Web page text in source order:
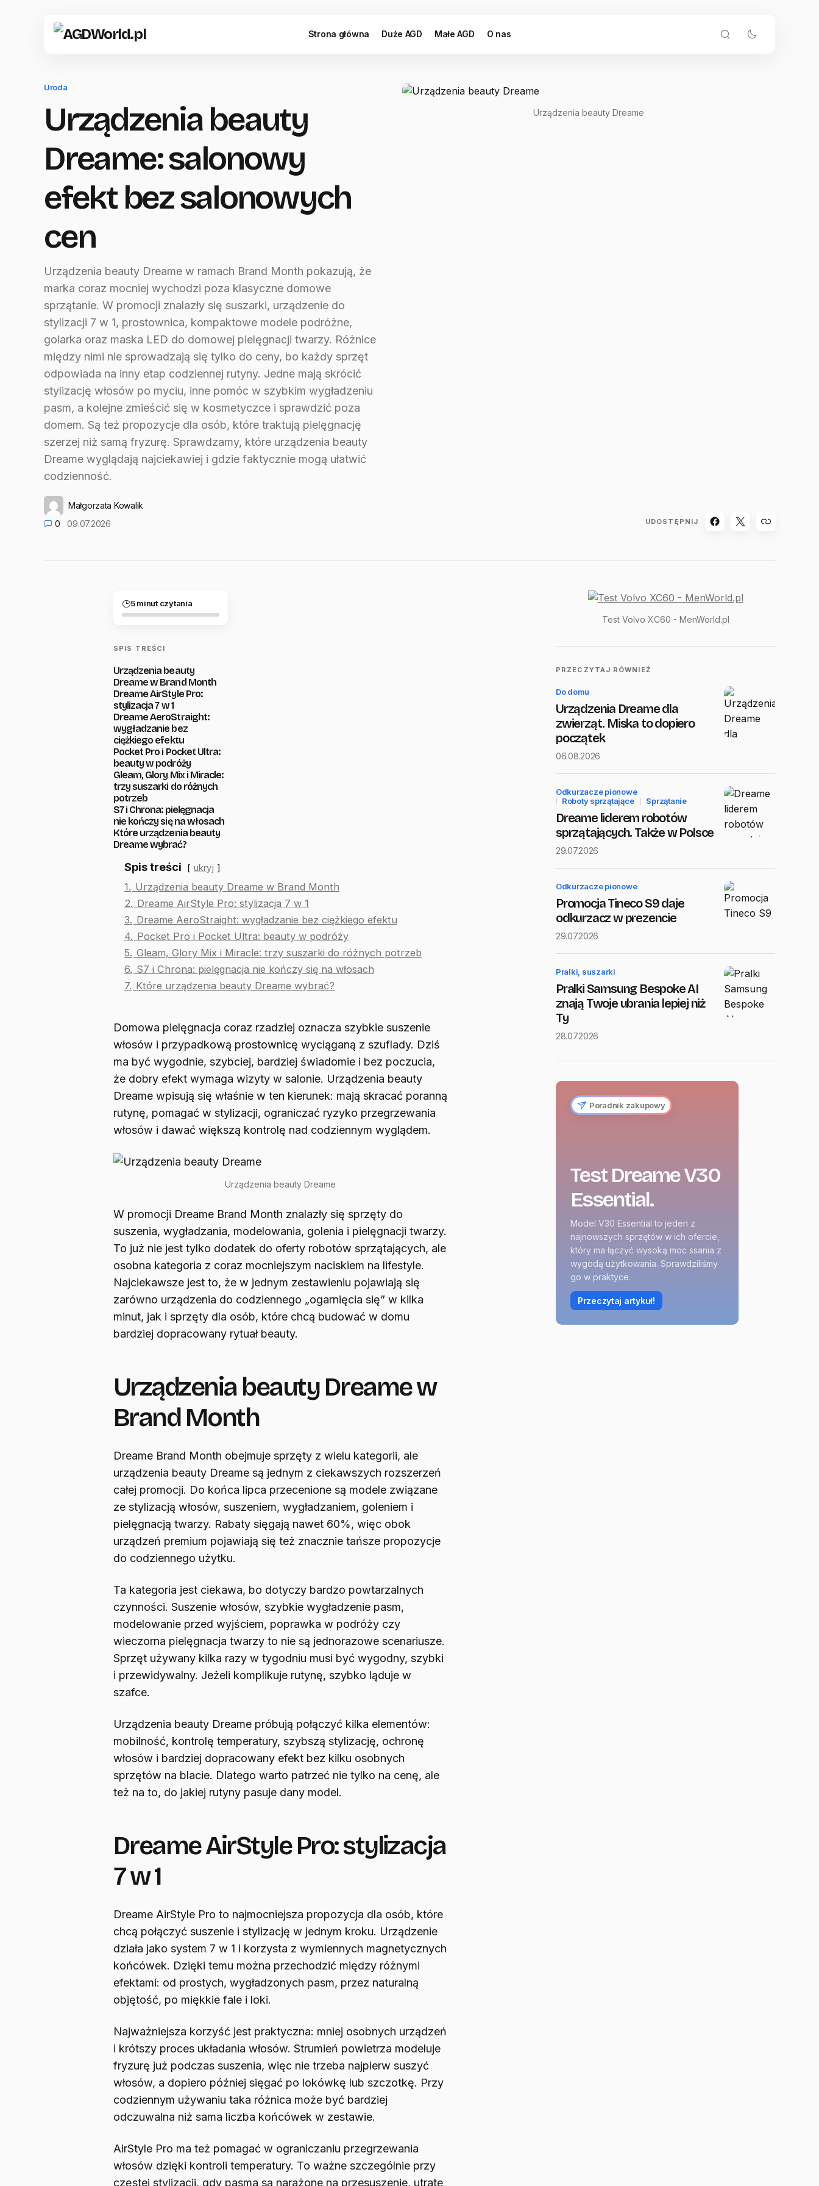
Strona główna Duże AGD Małe AGD O nas
Uroda
Urządzenia beauty
Dreame: salonowy
efekt bez salonowych
cen
Urządzenia beauty Dreame w ramach Brand Month pokazują, że
marka coraz mocniej wychodzi poza klasyczne domowe
sprzątanie. W promocji znalazły się suszarki, urządzenie do
stylizacji 7 w 1, prostownica, kompaktowe modele podróżne,
golarka oraz maska LED do domowej pielęgnacji twarzy. Różnice
między nimi nie sprowadzają się tylko do ceny, bo każdy sprzęt
odpowiada na inny etap codziennej rutyny. Jedne mają skrócić
stylizację włosów po myciu, inne pomóc w szybkim wygładzeniu
pasm, a kolejne zmieścić się w kosmetyczce i sprawdzić poza
domem. Są też propozycje dla osób, które traktują pielęgnację
szerzej niż samą fryzurę. Sprawdzamy, które urządzenia beauty
Dreame wyglądają najciekawiej i gdzie faktycznie mogą ułatwić
codzienność.
Urządzenia beauty Dreame
Małgorzata Kowalik
0
09.07.2026 UDOSTĘPNIJ
5 minut czytania
SPIS TREŚCI
Urządzenia beauty
Dreame w Brand Month
Dreame AirStyle Pro:
stylizacja 7 w 1
Dreame AeroStraight:
wygładzanie bez
ciężkiego efektu
Pocket Pro i Pocket Ultra:
beauty w podróży
Gleam, Glory Mix i Miracle:
trzy suszarki do różnych
potrzeb
S7 i Chrona: pielęgnacja
nie kończy się na włosach
Które urządzenia beauty
Dreame wybrać?
Spis treści ukryj
1. Urządzenia beauty Dreame w Brand Month
2. Dreame AirStyle Pro: stylizacja 7 w 1
3. Dreame AeroStraight: wygładzanie bez ciężkiego efektu
4. Pocket Pro i Pocket Ultra: beauty w podróży
5. Gleam, Glory Mix i Miracle: trzy suszarki do różnych potrzeb
6. S7 i Chrona: pielęgnacja nie kończy się na włosach
7. Które urządzenia beauty Dreame wybrać?
Domowa pielęgnacja coraz rzadziej oznacza szybkie suszenie
włosów i przypadkową prostownicę wyciąganą z szuflady. Dziś
ma być wygodnie, szybciej, bardziej świadomie i bez poczucia,
że dobry efekt wymaga wizyty w salonie. Urządzenia beauty
Dreame wpisują się właśnie w ten kierunek: mają skracać poranną
rutynę, pomagać w stylizacji, ograniczać ryzyko przegrzewania
włosów i dawać większą kontrolę nad codziennym wyglądem.
Urządzenia beauty Dreame
W promocji Dreame Brand Month znalazły się sprzęty do
suszenia, wygładzania, modelowania, golenia i pielęgnacji twarzy.
To już nie jest tylko dodatek do oferty robotów sprzątających, ale
osobna kategoria z coraz mocniejszym naciskiem na lifestyle.
Najciekawsze jest to, że w jednym zestawieniu pojawiają się
zarówno urządzenia do codziennego „ogarnięcia się” w kilka
minut, jak i sprzęty dla osób, które chcą budować w domu
bardziej dopracowany rytuał beauty.
Urządzenia beauty Dreame w
Brand Month
Dreame Brand Month obejmuje sprzęty z wielu kategorii, ale
urządzenia beauty Dreame są jednym z ciekawszych rozszerzeń
całej promocji. Do końca lipca przecenione są modele związane
ze stylizacją włosów, suszeniem, wygładzaniem, goleniem i
pielęgnacją twarzy. Rabaty sięgają nawet 60%, więc obok
urządzeń premium pojawiają się też znacznie tańsze propozycje
do codziennego użytku.
Ta kategoria jest ciekawa, bo dotyczy bardzo powtarzalnych
czynności. Suszenie włosów, szybkie wygładzenie pasm,
modelowanie przed wyjściem, poprawka w podróży czy
wieczorna pielęgnacja twarzy to nie są jednorazowe scenariusze.
Sprzęt używany kilka razy w tygodniu musi być wygodny, szybki
i przewidywalny. Jeżeli komplikuje rutynę, szybko ląduje w
szafce.
Urządzenia beauty Dreame próbują połączyć kilka elementów:
mobilność, kontrolę temperatury, szybszą stylizację, ochronę
włosów i bardziej dopracowany efekt bez kilku osobnych
sprzętów na blacie. Dlatego warto patrzeć nie tylko na cenę, ale
też na to, do jakiej rutyny pasuje dany model.
Dreame AirStyle Pro: stylizacja
7 w 1
Dreame AirStyle Pro to najmocniejsza propozycja dla osób, które
chcą połączyć suszenie i stylizację w jednym kroku. Urządzenie
działa jako system 7 w 1 i korzysta z wymiennych magnetycznych
końcówek. Dzięki temu można przechodzić między różnymi
efektami: od prostych, wygładzonych pasm, przez naturalną
objętość, po miękkie fale i loki.
Najważniejsza korzyść jest praktyczna: mniej osobnych urządzeń
i krótszy proces układania włosów. Strumień powietrza modeluje
fryzurę już podczas suszenia, więc nie trzeba najpierw suszyć
włosów, a dopiero później sięgać po lokówkę lub szczotkę. Przy
codziennym używaniu taka różnica może być bardziej
odczuwalna niż sama liczba końcówek w zestawie.
AirStyle Pro ma też pomagać w ograniczaniu przegrzewania
włosów dzięki kontroli temperatury. To ważne szczególnie przy
częstej stylizacji, gdy pasma są narażone na przesuszenie, utratę
Test Volvo XC60 - MenWorld.pl
PRZECZYTAJ RÓWNIEŻ
Do domu
Urządzenia Dreame dla
zwierząt. Miska to dopiero
początek
06.08.2026
Odkurzacze pionowe
Roboty sprzątające
Sprzątanie
Dreame liderem robotów
sprzątających. Także w Polsce
29.07.2026
Odkurzacze pionowe
Promocja Tineco S9 daje
odkurzacz w prezencie
29.07.2026
Pralki, suszarki
Pralki Samsung Bespoke AI
znają Twoje ubrania lepiej niż
Ty
28.07.2026
Poradnik zakupowy
Test Dreame V30
Essential.
Model V30 Essential to jeden z
najnowszych sprzętów w ich ofercie,
który ma łączyć wysoką moc ssania z
wygodą użytkowania. Sprawdziliśmy
go w praktyce.
Przeczytaj artykuł!